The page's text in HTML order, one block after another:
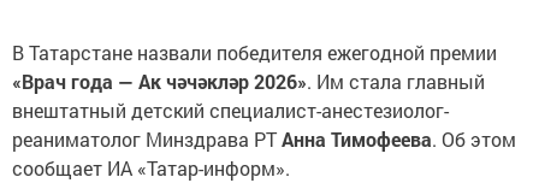
В Татарстане назвали победителя ежегодной премии
«Врач года — Ак чәчәкләр 2026». Им стала главный
внештатный детский специалист-анестезиолог-
реаниматолог Минздрава РТАнна Тимофеева. Об этом
сообщает ИА «Татар-информ».